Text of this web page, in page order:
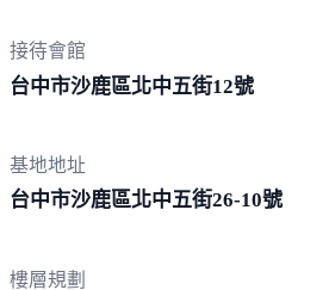
接待會館
台中市沙鹿區北中五街12號
基地地址
台中市沙鹿區北中五街26-10號
樓層規劃